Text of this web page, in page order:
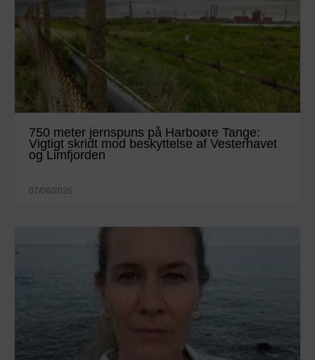
750 meter jernspuns på Harboøre Tange:
Vigtigt skridt mod beskyttelse af Vesterhavet
og Limfjorden
07/08/2026